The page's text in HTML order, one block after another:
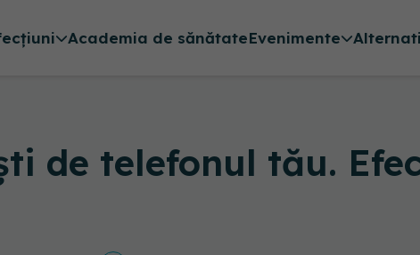
Academia de sănătateEvenimente
de telefonul tău.